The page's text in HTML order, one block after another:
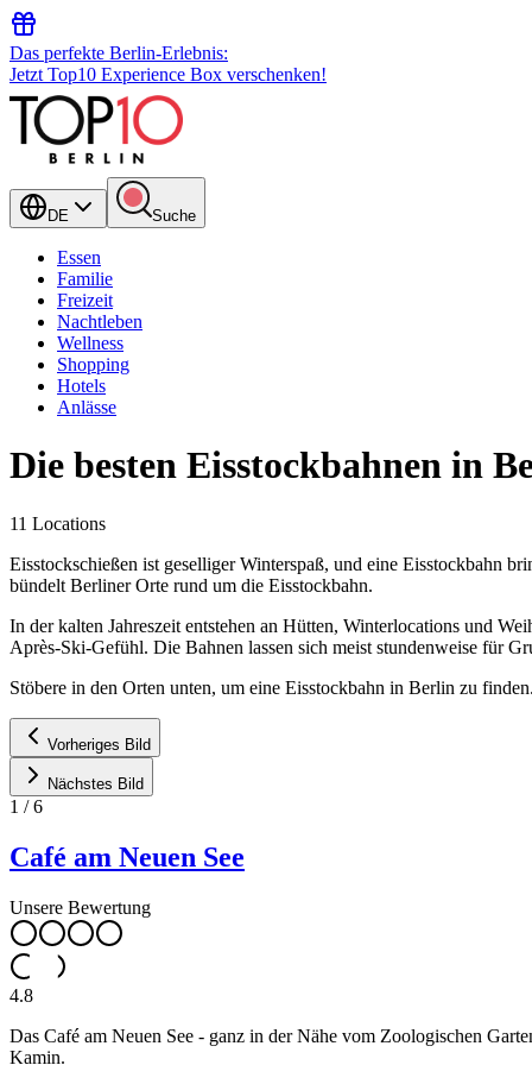
Das perfekte Berlin-Erlebnis:
Jetzt Top10 Experience Box verschenken!
DE Suche
Essen
Familie
Freizeit
Nachtleben
Wellness
Shopping
Hotels
Anlässe
Die besten Eisstockbahnen in
11 Locations
Eisstockschießen ist geselliger Winterspaß, und eine Eisstockbahn
bündelt Berliner Orte rund um die Eisstockbahn.
In der kalten Jahreszeit entstehen an Hütten, Winterlocations und
Après-Ski-Gefühl. Die Bahnen lassen sich meist stundenweise für
Stöbere in den Orten unten, um eine Eisstockbahn in Berlin zu
Vorheriges Bild
Nächstes Bild
1 /6
Café am Neuen See
Unsere Bewertung
4.8
Das Café am Neuen See - ganz in der Nähe vom Zoologischen
Kamin.